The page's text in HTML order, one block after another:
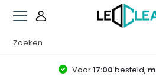
Voor17:00 besteld,